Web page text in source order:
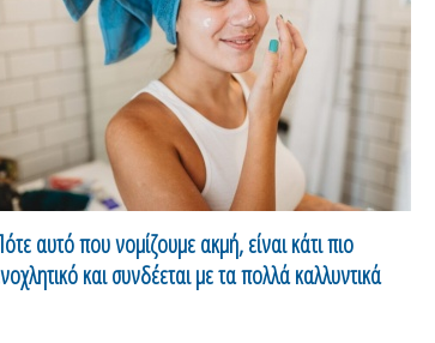
αυτό που νομίζουμε ακμή, είναι κάτι πιο
και συνδέεται με τα πολλά καλλυντικά